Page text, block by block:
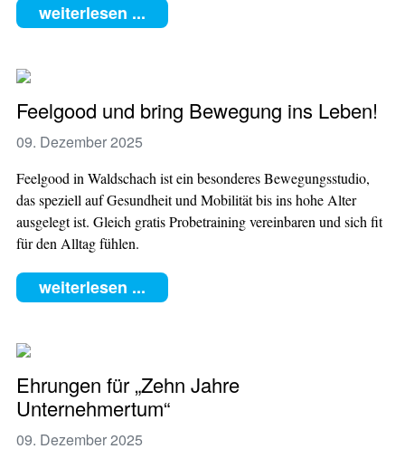
weiterlesen ...
Feelgood und bring Bewegung ins Leben!
09. Dezember 2025
Feelgood in Waldschach ist ein besonderes Bewegungsstudio,
das speziell auf Gesundheit und Mobilität bis ins hohe Alter
ausgelegt ist. Gleich gratis Probetraining vereinbaren und sich fit
für den Alltag fühlen.
weiterlesen ...
Ehrungen für „Zehn Jahre
Unternehmertum“
09. Dezember 2025